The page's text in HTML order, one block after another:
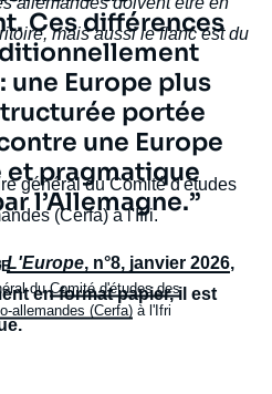
mais aussi le flanc est du
Ces différences
une Europe plus
portée
une Europe
pragmatique
l’Allemagne.”
duComité d'études des
allemandes (Cerfa) à l'Ifri
général du Comité d'études
(Cerfa) à l'Ifri.
L'Europe, n°8, janvier 2026,
en format papier, il est